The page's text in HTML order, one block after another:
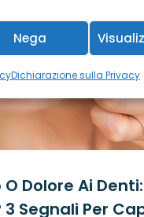
Nega
Dichiarazione sulla Privacy
O Dolore Ai
Segnali Per